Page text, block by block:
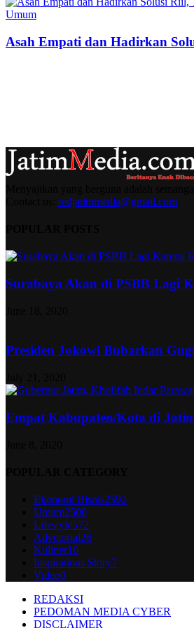
Umum
Asah Empati dan Hadirkan
redjatimmedia@gmail.com
Surabaya Akan di PSBB Lagi
Presiden Jokowi Bubarkan
Empat Kabupaten/Kota di
Ekonomi Bisnis2592
Umum2500
Lifestyle572
Advetorial26
Kuliner16
Inspirations Story7
Video0
REDAKSI
PEDOMAN MEDIA CYBER
DISCLAIMER